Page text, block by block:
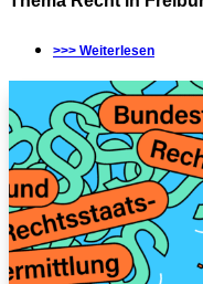
>>> Weiterlesen